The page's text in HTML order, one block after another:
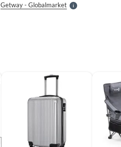
Getway - GlobalmarketS